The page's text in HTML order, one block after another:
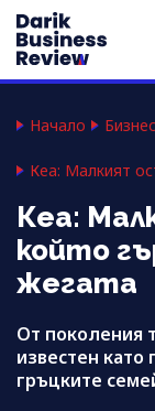
Начало
Кеа: Малкият
Кеа:
който
жегата
От поколения
известен като
гръцките